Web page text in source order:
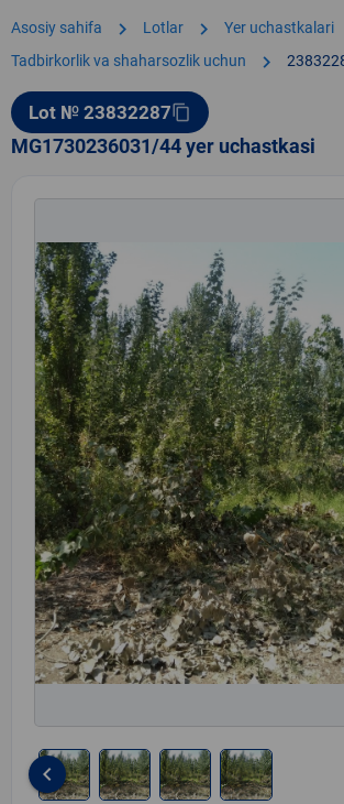
Asosiy sahifa chevron_right Lotlar chevron_right Yer uchastkalari
Tadbirkorlik va shaharsozlik uchun chevron_right
Lot № 23832287content_copy
MG1730236031/44 yer uchastkasi
keyboard_arrow_left